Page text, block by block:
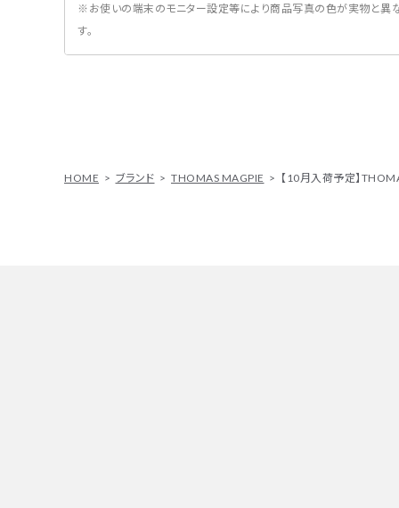
※お使いの端末のモニター設定等により商品写真の色が実物と異
す。
HOME ブランド THOMAS MAGPIE 【10月入荷予定】